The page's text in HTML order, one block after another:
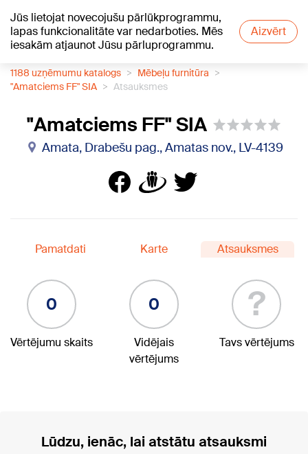
Jūs lietojat novecojušu pārlūkprogrammu,
lapas funkcionalitāte var nedarboties. Mēs
iesakām atjaunot Jūsu pārluprogrammu.
Aizvērt
+16°C
1188 uzņēmumu katalogs
Mēbeļu furnitūra
"Amatciems FF" SIA
Atsauksmes
"Amatciems FF" SIA
Amata, Drabešu pag., Amatas nov., LV-4139
Pamatdati Karte Atsauksmes
0
Vērtējumu skaits
0
Vidējais
vērtējums
?
Tavs vērtējums
Lūdzu, ienāc, lai atstātu atsauksmi